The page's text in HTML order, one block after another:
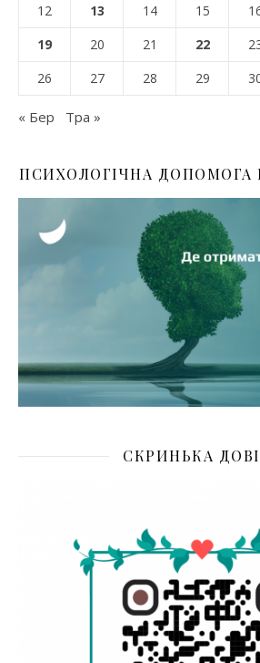
12
13 14 15
19
20 21 22
26
27 28 29
« Бер Тра »
ПСИХОЛОГІЧНА ДОПОМОГА
СКРИНЬКА